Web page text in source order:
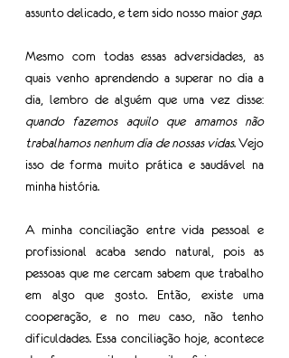
assunto delicado, e tem sido nosso maior gap.
Mesmo com todas essas adversidades, as
quais venho aprendendo a superar no dia a
quando fazemos aquilo que amamos não
trabalhamos nenhum dia de nossas vidas. Vejo
isso de forma muito prática e saudável na
minha história.
A minha conciliação entre vida pessoal e
profissional acaba sendo natural, pois as
pessoas que me cercam sabem que trabalho
em algo que gosto. Então, existe uma
cooperação, e no meu caso, não tenho
dificuldades. Essa conciliação hoje, acontece